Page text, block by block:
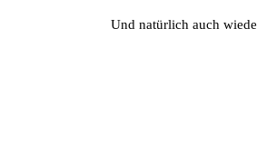
Und natürlich auch